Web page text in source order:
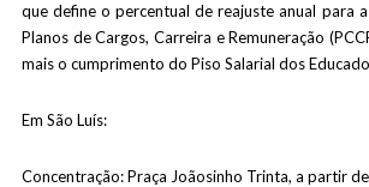
que define o percentual de reajuste anual para
Planos de Cargos, Carreira e Remuneração
mais o cumprimento do Piso Salarial dos
Em São Luís:
Concentração: Praça Joãosinho Trinta, a partir